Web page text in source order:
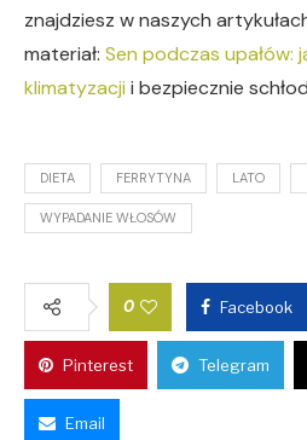
znajdziesz w naszych
materiał: Sen podczas upałów:
klimatyzacji i bezpiecznie
DIETA FERRYTYNA LATO
WYPADANIE WŁOSÓW
0 Facebook
Pinterest Telegram
Email